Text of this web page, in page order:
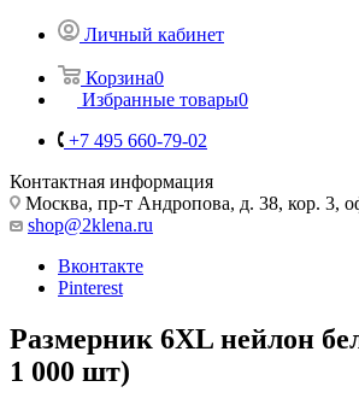
Личный кабинет
Корзина0
Избранные товары0
+7 495 660-79-02
Контактная информация
Москва, пр-т Андропова, д. 38, кор. 3,
shop@2klena.ru
Вконтакте
Pinterest
Размерник 6XL нейлон
1 000 шт)